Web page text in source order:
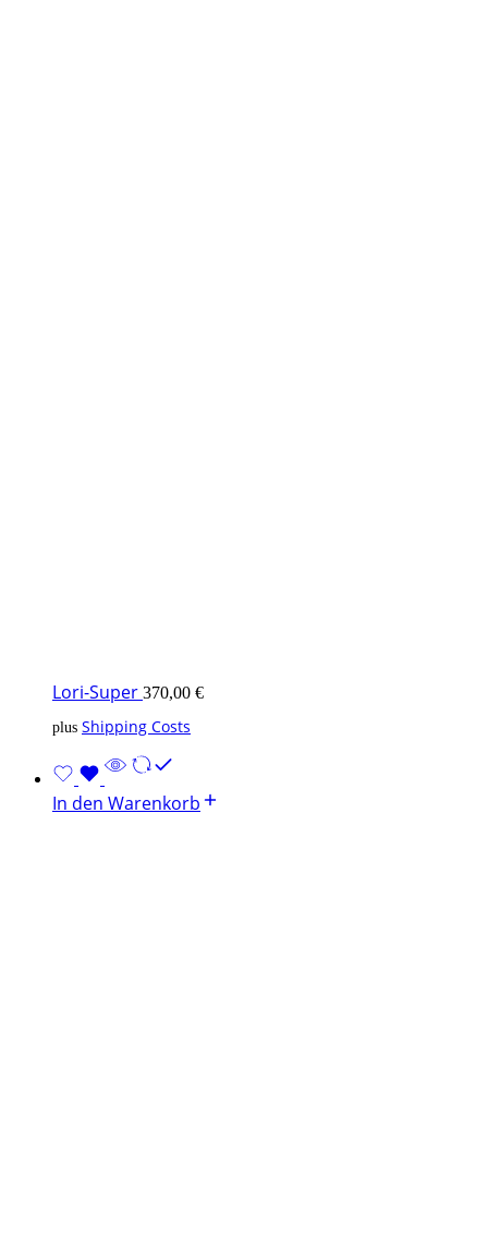
Lori-Super 370,00 €
plus Shipping Costs
In den Warenkorb